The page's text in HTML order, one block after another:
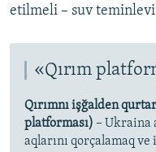
etilmeli – suv
«Qırım
Qırımnı işğalden
platforması) – Ukraina
aqlarını qorçalamaq